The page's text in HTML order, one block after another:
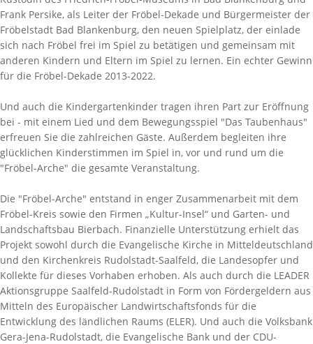
Frank Persike, als Leiter der Fröbel-Dekade und Bürgermeister der
Fröbelstadt Bad Blankenburg, den neuen Spielplatz, der einlade
sich nach Fröbel frei im Spiel zu betätigen und gemeinsam mit
anderen Kindern und Eltern im Spiel zu lernen. Ein echter Gewinn
für die Fröbel-Dekade 2013-2022.
Und auch die Kindergartenkinder tragen ihren Part zur Eröffnung
bei - mit einem Lied und dem Bewegungsspiel "Das Taubenhaus"
erfreuen Sie die zahlreichen Gäste. Außerdem begleiten ihre
glücklichen Kinderstimmen im Spiel in, vor und rund um die
"Fröbel-Arche" die gesamte Veranstaltung.
Die "Fröbel-Arche" entstand in enger Zusammenarbeit mit dem
Fröbel-Kreis sowie den Firmen „Kultur-Insel“ und Garten- und
Landschaftsbau Bierbach. Finanzielle Unterstützung erhielt das
Projekt sowohl durch die Evangelische Kirche in Mitteldeutschland
und den Kirchenkreis Rudolstadt-Saalfeld, die Landesopfer und
Kollekte für dieses Vorhaben erhoben. Als auch durch die LEADER
Aktionsgruppe Saalfeld-Rudolstadt in Form von Fördergeldern aus
Mitteln des Europäischer Landwirtschaftsfonds für die
Entwicklung des ländlichen Raums (ELER). Und auch die Volksbank
Gera-Jena-Rudolstadt, die Evangelische Bank und der CDU-